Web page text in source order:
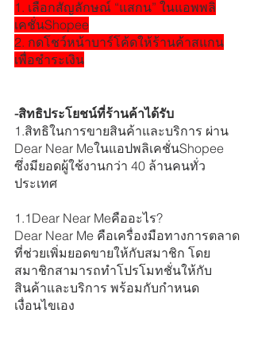
1. เลือกสัญลักษณ์ “แสกน” ในแอพพลิ
เคชั่นShopee
2. กดโชว์หน้าบาร์โค้ดให้ร้านค้าสแกน
เพื่อชำระเงิน
-สิทธิประโยชน์ที่ร้านค้าได้รับ
1.สิทธิในการขายสินค้าและบริการ ผ่าน
Dear Near Meในแอปพลิเคชั่นShopee
ซึ่งมียอดผู้ใช้งานกว่า 40 ล้านคนทั่ว
ประเทศ
1.1Dear Near Meคืออะไร?
Dear Near Me คือเครื่องมือทางการตลาด
ที่ช่วยเพิ่มยอดขายให้กับสมาชิก โดย
สมาชิกสามารถทำโปรโมทชั่นให้กับ
สินค้าและบริการ พร้อมกับกำหนด
เงื่อนไขเอง